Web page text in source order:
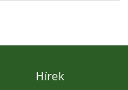
Hírek